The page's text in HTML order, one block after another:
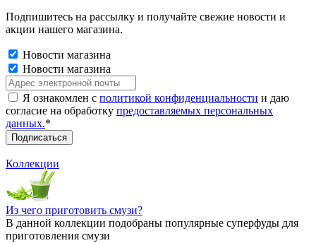
Подпишитесь на рассылку и получайте свежие новости и
акции нашего магазина.
Новости магазина
Новости магазина
Я ознакомлен с политикой конфиденциальности и даю
согласие на обработку предоставляемых персональных
данных.*
Коллекции
Из чего приготовить смузи?
В данной коллекции подобраны популярные суперфуды для
приготовления смузи